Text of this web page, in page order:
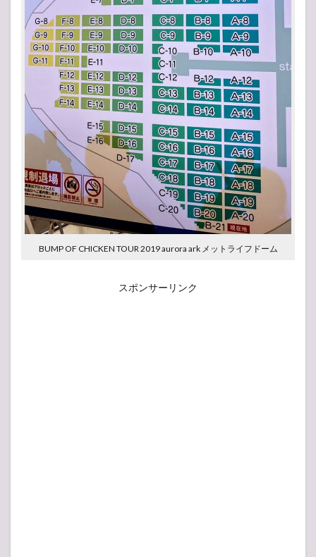
BUMP OF CHICKEN TOUR 2019 aurora ark メットライフドーム
スポンサーリンク